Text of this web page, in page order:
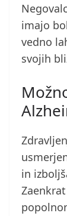
imajo
vedno
svojih
in